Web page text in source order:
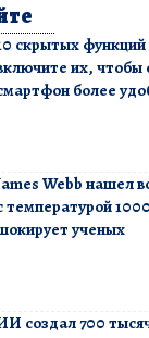
скрытых функций
их, чтобы
более
Webb нашел
температурой
ученых
создал 700